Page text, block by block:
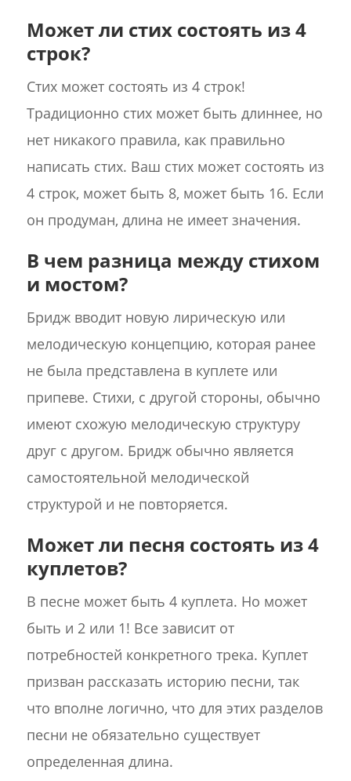
Может ли стих состоять из 4
строк?
Стих может состоять из 4 строк!
Традиционно стих может быть длиннее, но
нет никакого правила, как правильно
написать стих. Ваш стих может состоять из
4 строк, может быть 8, может быть 16. Если
он продуман, длина не имеет значения.
В чем разница между стихом
и мостом?
Бридж вводит новую лирическую или
мелодическую концепцию, которая ранее
не была представлена в куплете или
припеве. Стихи, с другой стороны, обычно
имеют схожую мелодическую структуру
друг с другом. Бридж обычно является
самостоятельной мелодической
структурой и не повторяется.
Может ли песня состоять из 4
куплетов?
В песне может быть 4 куплета. Но может
быть и 2 или 1! Все зависит от
потребностей конкретного трека. Куплет
призван рассказать историю песни, так
что вполне логично, что для этих разделов
песни не обязательно существует
определенная длина.